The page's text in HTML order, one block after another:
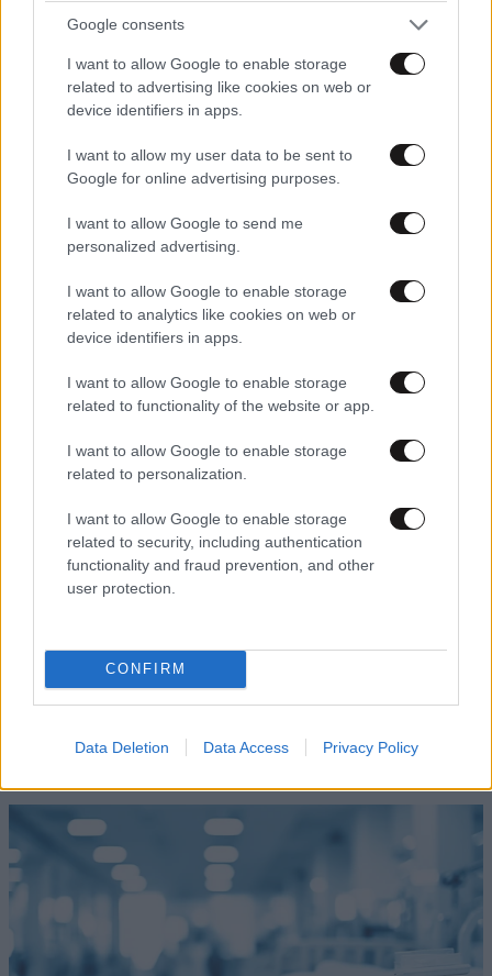
Google consents
I want to allow Google to enable storage
related to advertising like cookies on web or
device identifiers in apps.
I want to allow my user data to be sent to
Google for online advertising purposes.
I want to allow Google to send me
personalized advertising.
I want to allow Google to enable storage
related to analytics like cookies on web or
device identifiers in apps.
I want to allow Google to enable storage
related to functionality of the website or app.
I want to allow Google to enable storage
related to personalization.
I want to allow Google to enable storage
related to security, including authentication
functionality and fraud prevention, and other
user protection.
CONFIRM
Data Deletion Data Access Privacy Policy
09·08·2026 09:30
Οι 5 ασκήσεις που πρέπει να κάνετε για μια ζωή
με δύναμη και αυτονομία – Ένα απλό αλλά
ιδανικό πρόγραμμα καθώς μεγαλώνετε
LIFESTYLE09·08·2026 10:52
Τζέικ Μέντγουελ στην Ιταλία – Island hopping